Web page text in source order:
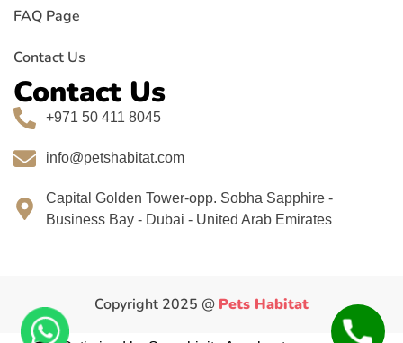
FAQ Page
Contact Us
Contact Us
+971 50 411 8045
info@petshabitat.com
Capital Golden Tower-opp. Sobha Sapphire -
Business Bay - Dubai - United Arab Emirates
Copyright 2025 @ Pets Habitat